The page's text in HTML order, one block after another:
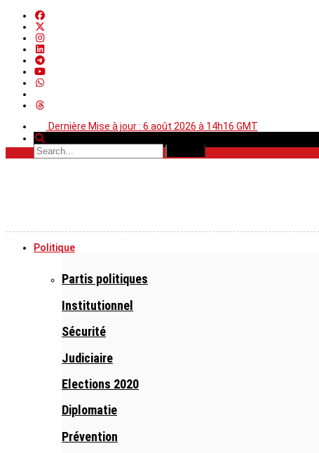
Dernière Mise à jour : 6 août 2026 à 14h16 GMT
Politique
Partis politiques
Institutionnel
Sécurité
Judiciaire
Elections 2020
Diplomatie
Prévention